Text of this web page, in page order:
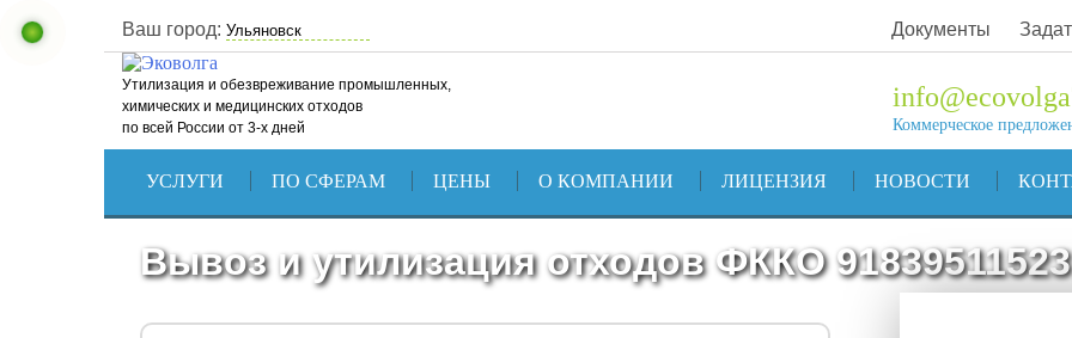
Ваш город: Документы
Утилизация и обезвреживание промышленных,
химических и медицинских отходов
по всей России от 3-х дней
Коммерческое
УСЛУГИ ПО СФЕРАМ ЦЕНЫ О КОМПАНИИ ЛИЦЕНЗИЯ НОВОСТИ
Вывоз и утилизация отходов ФККО 91839511523